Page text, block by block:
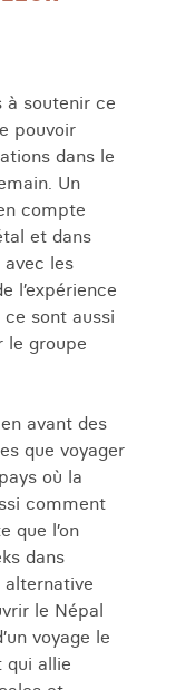
à soutenir ce
pouvoir
dans le
Un
compte
et dans
avec les
l’expérience
sont aussi
le groupe
avant des
que voyager
où la
comment
que l’on
dans
alternative
le Népal
voyage le
qui allie